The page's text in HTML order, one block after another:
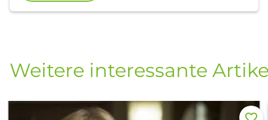
Weitere interessante